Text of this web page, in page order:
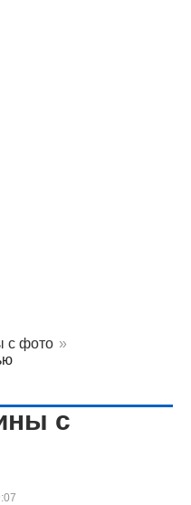
с фото »
с